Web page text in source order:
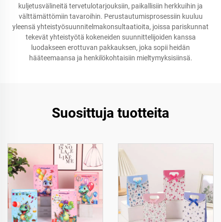
kuljetusvälineitä tervetulotarjouksiin, paikallisiin herkkuihin ja
välttämättömiin tavaroihin. Perustautumisprosessiin kuuluu
yleensä yhteistyösuunnitelmakonsultaatioita, joissa pariskunnat
tekevät yhteistyötä kokeneiden suunnittelijoiden kanssa
luodakseen erottuvan pakkauksen, joka sopii heidän
hääteemaansa ja henkilökohtaisiin mieltymyksisiinsä.
Suosittuja tuotteita